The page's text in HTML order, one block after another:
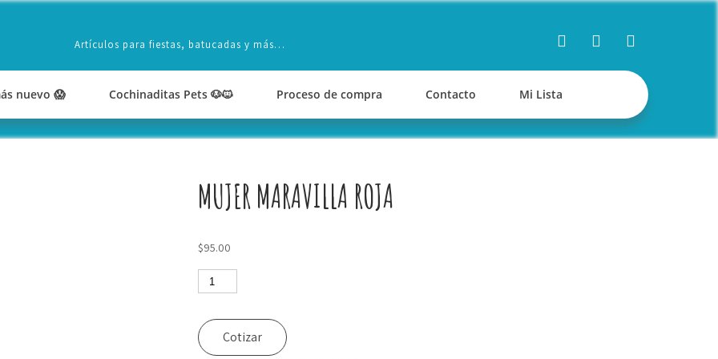
Artículos para fiestas, batucadas y más…
nuevo 😱 Cochinaditas Pets 🐶🐱 Proceso de compra Contacto Mi Lista
MUJER MARAVILLA ROJA
$95.00
Mujer
Maravilla
roja
cantidad
Cotizar